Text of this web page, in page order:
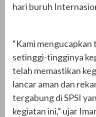
hari buruh
“Kami mengucapkan
setinggi-tingginya
telah memastikan
lancar aman dan
tergabung di SPSI
kegiatan ini,” ujar